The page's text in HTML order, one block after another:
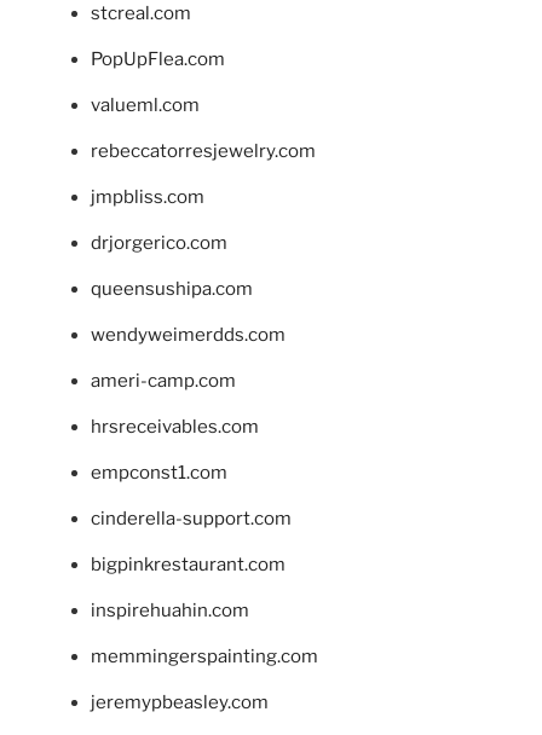
stcreal.com
PopUpFlea.com
valueml.com
rebeccatorresjewelry.com
jmpbliss.com
drjorgerico.com
queensushipa.com
wendyweimerdds.com
ameri-camp.com
hrsreceivables.com
empconst1.com
cinderella-support.com
bigpinkrestaurant.com
inspirehuahin.com
memmingerspainting.com
jeremypbeasley.com